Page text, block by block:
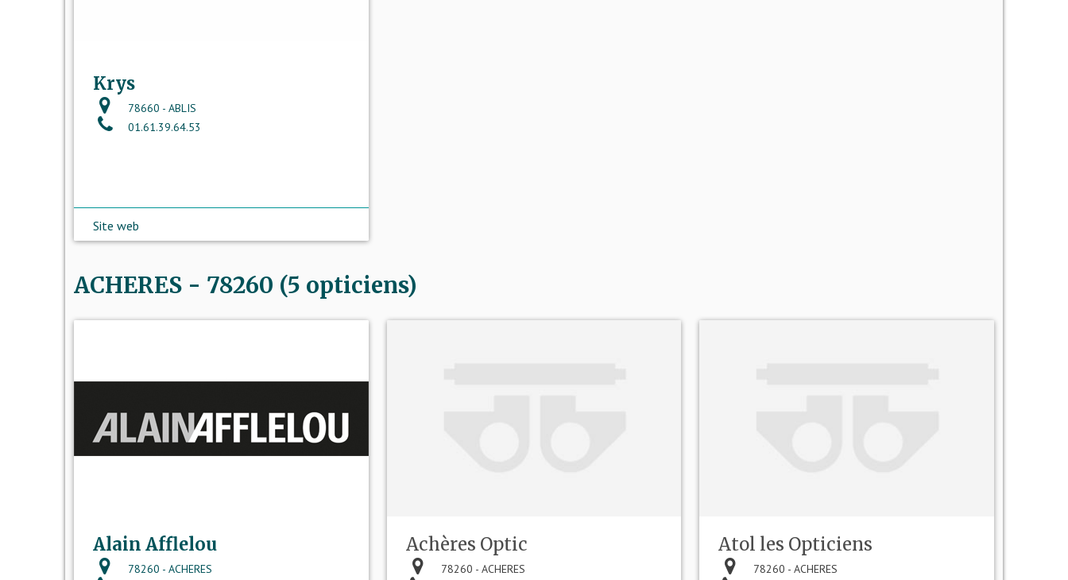
Krys
78660 - ABLIS
01.61.39.64.53
Site web
ACHERES - 78260 (5 opticiens)
Alain Afflelou
78260 - ACHERES
Achères Optic
78260 - ACHERES
Atol les Opticiens
78260 - ACHERES